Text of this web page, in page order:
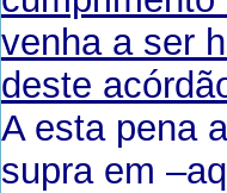
venha a ser
deste
A esta pena
supra em